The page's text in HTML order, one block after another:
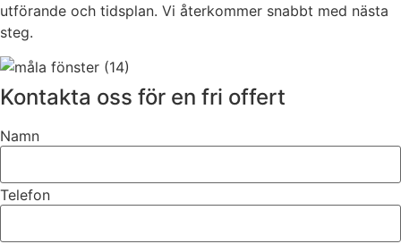
utförande och tidsplan. Vi återkommer snabbt med nästa
steg.
Kontakta oss för en fri offert
Namn
Telefon